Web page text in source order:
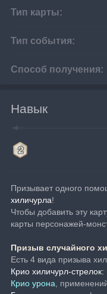
Тип карты:
Тип события:
Способ получения:
Навык
Призывает одного
хиличурла!
Чтобы добавить эту
карты персонажей-
Призыв случайного
Есть 4 вида призыва
Крио хиличурл-стрелок:
Крио урона ,